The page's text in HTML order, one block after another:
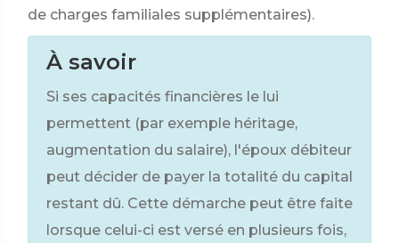
de charges familiales supplémentaires).
À savoir
Si ses capacités financières le lui
permettent (par exemple héritage,
augmentation du salaire), l'époux débiteur
peut décider de payer la totalité du capital
restant dû. Cette démarche peut être faite
lorsque celui-ci est versé en plusieurs fois,